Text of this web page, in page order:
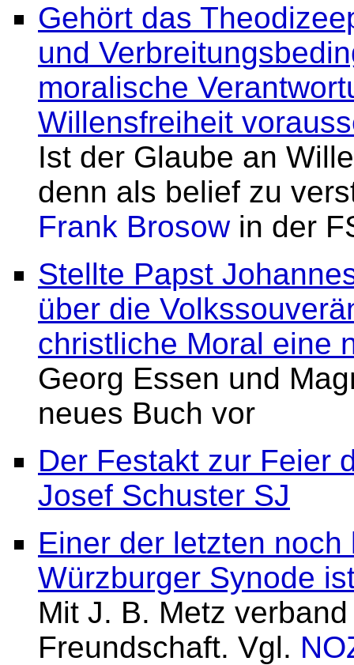
Gehört das
und
moralische
Willensfreiheit
Ist der Glaube an
denn als belief zu
Frank Brosowin der
Stellte Papst
über die
christliche Moral eine
Georg Essen und
neues Buch vor
Der Festakt zur Feier
Josef Schuster SJ
Einer der letzten
Würzburger Synode
Mit J. B. Metz
Freundschaft. Vgl.